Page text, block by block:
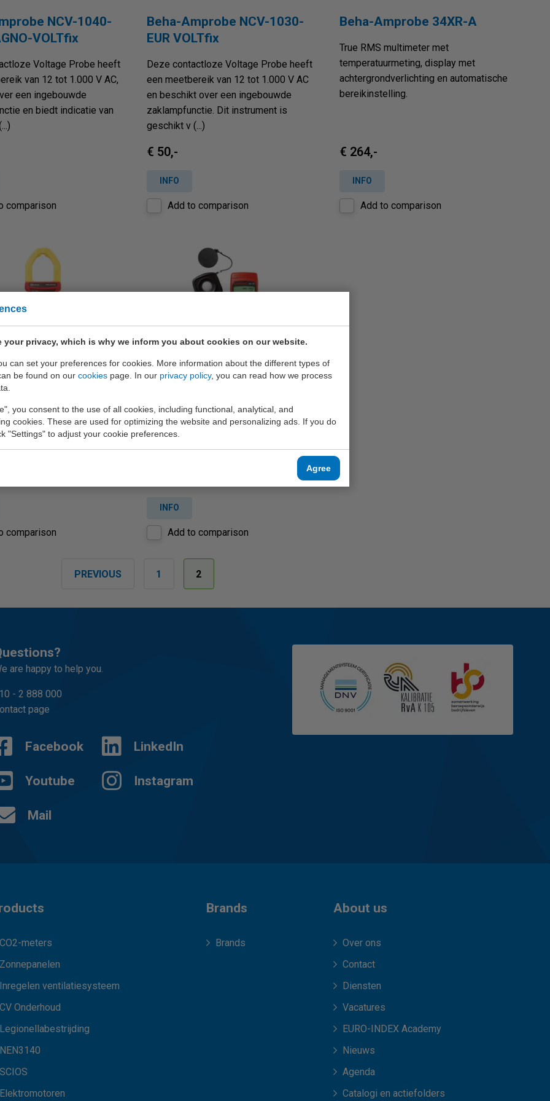
your privacy, which is why we inform you about cookies on our website.
can set your preferences for cookies. More information about the different types of
be found on our cookies page. In our privacy policy, you can read how we process
you consent to the use of all cookies, including functional, analytical, and
cookies. These are used for optimizing the website and personalizing ads. If you do
"Settings" to adjust your cookie preferences.
Agree
NCV-1040-
VOLTfix
Voltage Probe heeft
van 12 tot 1.000 V AC,
een ingebouwde
en biedt indicatie van
comparison
Beha-Amprobe NCV-1030-
EUR VOLTfix
Deze contactloze Voltage Probe heeft
een meetbereik van 12 tot 1.000 V AC
en beschikt over een ingebouwde
zaklampfunctie. Dit instrument is
geschikt v (...)
€ 50,-
INFO
Add to comparison
Beha-Amprobe 34XR-A
True RMS multimeter met
temperatuurmeting, display met
achtergrondverlichting en automatische
bereikinstelling.
€ 264,-
INFO
Add to comparison
AMP-330
en gelijkstroomtang
met speciale functies voor
elektromotoren en HVAC-
comparison
Beha-Amprobe LM-120
Digitale lichtsterktemeter met
automatische bereikinstelling.
INFO
Add to comparison
PREVIOUS 1 2
are happy to help you.
- 2 888 000
page
Facebook LinkedIn
Youtube Instagram
Mail
CO2-meters
Zonnepanelen
Inregelen ventilatiesysteem
CV Onderhoud
Legionellabestrijding
NEN3140
SCIOS
Elektromotoren
Brands
Brands
About us
Over ons
Contact
Diensten
Vacatures
EURO-INDEX Academy
Nieuws
Agenda
Catalogi en actiefolders